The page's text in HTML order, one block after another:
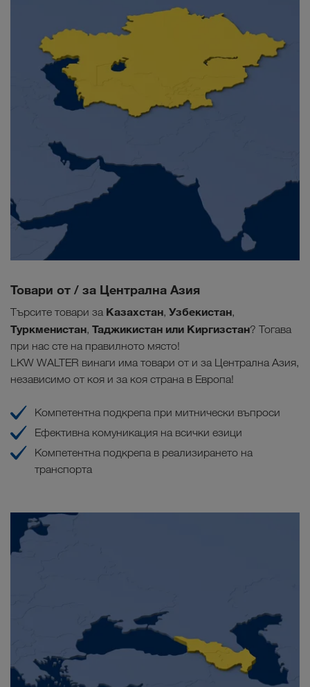
Товари от / за Централна Азия
Търсите товари за Казахстан, Узбекистан,
Туркменистан, Таджикистан или Киргизстан? Тогава
при нас сте на правилното място!
LKW WALTER винаги има товари от и за Централна Азия,
независимо от коя и за коя страна в Европа!
Компетентна подкрепа при митнически въпроси
Ефективна комуникация на всички езици
Компетентна подкрепа в реализирането на
транспорта